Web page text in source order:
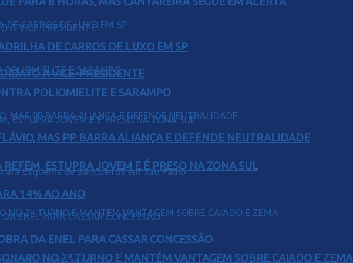
A VICE-PRESIDENTE
ESTUPRA JOVEM E É PRESO NA ZONA SUL
NO 2º TURNO E MANTÉM VANTAGEM SOBRE CAIADO E ZEMA
DE CARROS DE LUXO EM SP
POLIOMIELITE E SARAMPO
MAS PP BARRA ALIANÇA E DEFENDE NEUTRALIDADE
14% AO ANO
DA ENEL PARA CASSAR CONCESSÃO